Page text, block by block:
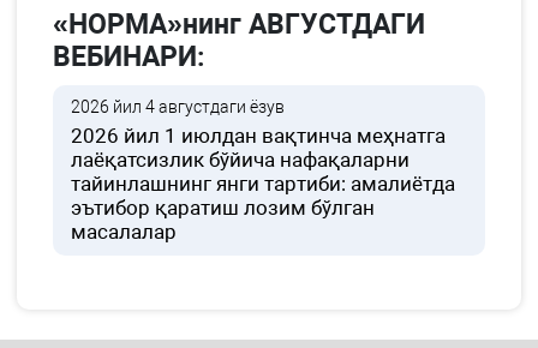
«НОРМА»нинг АВГУСТДАГИ
ВЕБИНАРИ:
2026 йил 4 августдаги ёзув
2026 йил 1 июлдан вақтинча меҳнатга
лаёқатсизлик бўйича нафақаларни
тайинлашнинг янги тартиби: амалиётда
эътибор қаратиш лозим бўлган
масалалар